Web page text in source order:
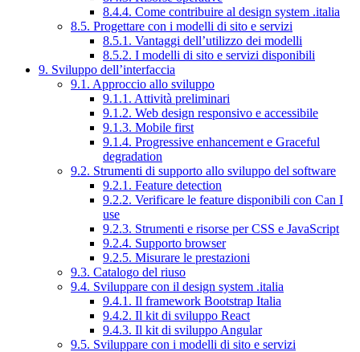
8.4.4. Come contribuire al design system .italia
8.5. Progettare con i modelli di sito e servizi
8.5.1. Vantaggi dell’utilizzo dei modelli
8.5.2. I modelli di sito e servizi disponibili
9. Sviluppo dell’interfaccia
9.1. Approccio allo sviluppo
9.1.1. Attività preliminari
9.1.2. Web design responsivo e accessibile
9.1.3. Mobile first
9.1.4. Progressive enhancement e Graceful
degradation
9.2. Strumenti di supporto allo sviluppo del software
9.2.1. Feature detection
9.2.2. Verificare le feature disponibili con Can I
use
9.2.3. Strumenti e risorse per CSS e JavaScript
9.2.4. Supporto browser
9.2.5. Misurare le prestazioni
9.3. Catalogo del riuso
9.4. Sviluppare con il design system .italia
9.4.1. Il framework Bootstrap Italia
9.4.2. Il kit di sviluppo React
9.4.3. Il kit di sviluppo Angular
9.5. Sviluppare con i modelli di sito e servizi